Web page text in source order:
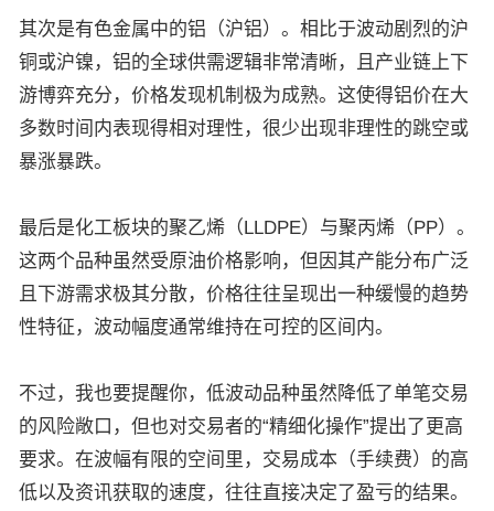
其次是有色金属中的铝（沪铝）。相比于波动剧烈的沪
铜或沪镍，铝的全球供需逻辑非常清晰，且产业链上下
游博弈充分，价格发现机制极为成熟。这使得铝价在大
多数时间内表现得相对理性，很少出现非理性的跳空或
暴涨暴跌。
最后是化工板块的聚乙烯（LLDPE）与聚丙烯（PP）。
这两个品种虽然受原油价格影响，但因其产能分布广泛
且下游需求极其分散，价格往往呈现出一种缓慢的趋势
性特征，波动幅度通常维持在可控的区间内。
不过，我也要提醒你，低波动品种虽然降低了单笔交易
的风险敞口，但也对交易者的“精细化操作”提出了更高
要求。在波幅有限的空间里，交易成本（手续费）的高
低以及资讯获取的速度，往往直接决定了盈亏的结果。